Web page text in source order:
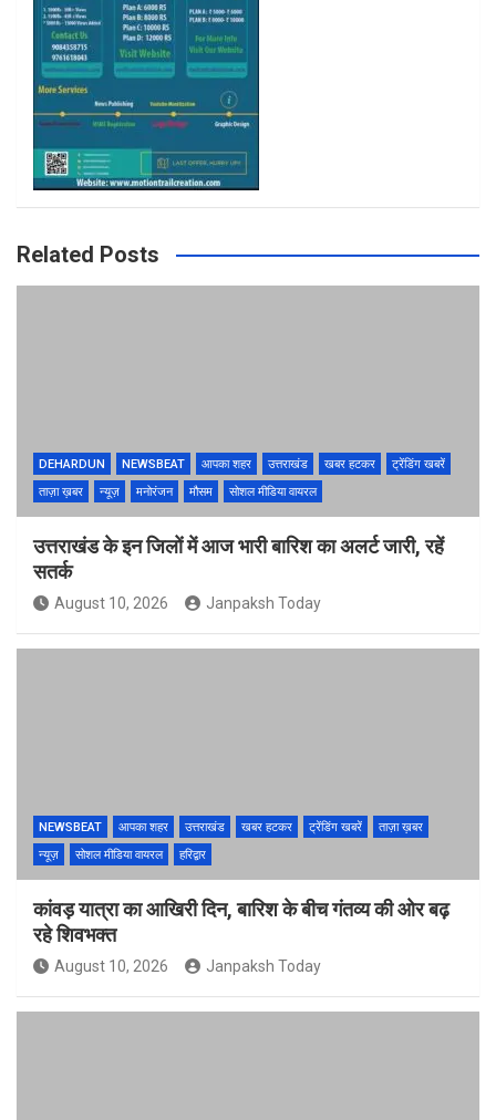
m
Related Posts
DEHARDUN NEWSBEAT आपका शहर उत्तराखंड खबर हटकर
ट्रेंडिंग खबरें
ताज़ा ख़बर
न्यूज़ मनोरंजन मौसम सोशल मीडिया वायरल
उत्तराखंड के इन जिलों में आज भारी बारिश का अलर्ट जारी, रहें
सतर्क
August 10, 2026 Janpaksh Today
NEWSBEAT आपका शहर उत्तराखंड खबर हटकर ट्रेंडिंग खबरें
ताज़ा ख़बर
न्यूज़
सोशल मीडिया वायरल हरिद्वार
कांवड़ यात्रा का आखिरी दिन, बारिश के बीच गंतव्य की ओर बढ़
रहे शिवभक्त
August 10, 2026 Janpaksh Today